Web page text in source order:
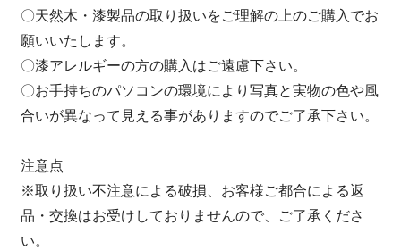
〇天然木・漆製品の取り扱いをご理解の上のご購入でお
願いいたします。
〇漆アレルギーの方の購入はご遠慮下さい。
〇お手持ちのパソコンの環境により写真と実物の色や風
合いが異なって見える事がありますのでご了承下さい。
注意点
※取り扱い不注意による破損、お客様ご都合による返
品・交換はお受けしておりませんので、ご了承くださ
い。